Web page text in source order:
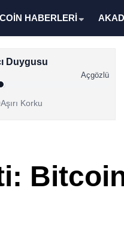
HABERLERİ
Duygusu
Açgözlü
Aşırı Korku